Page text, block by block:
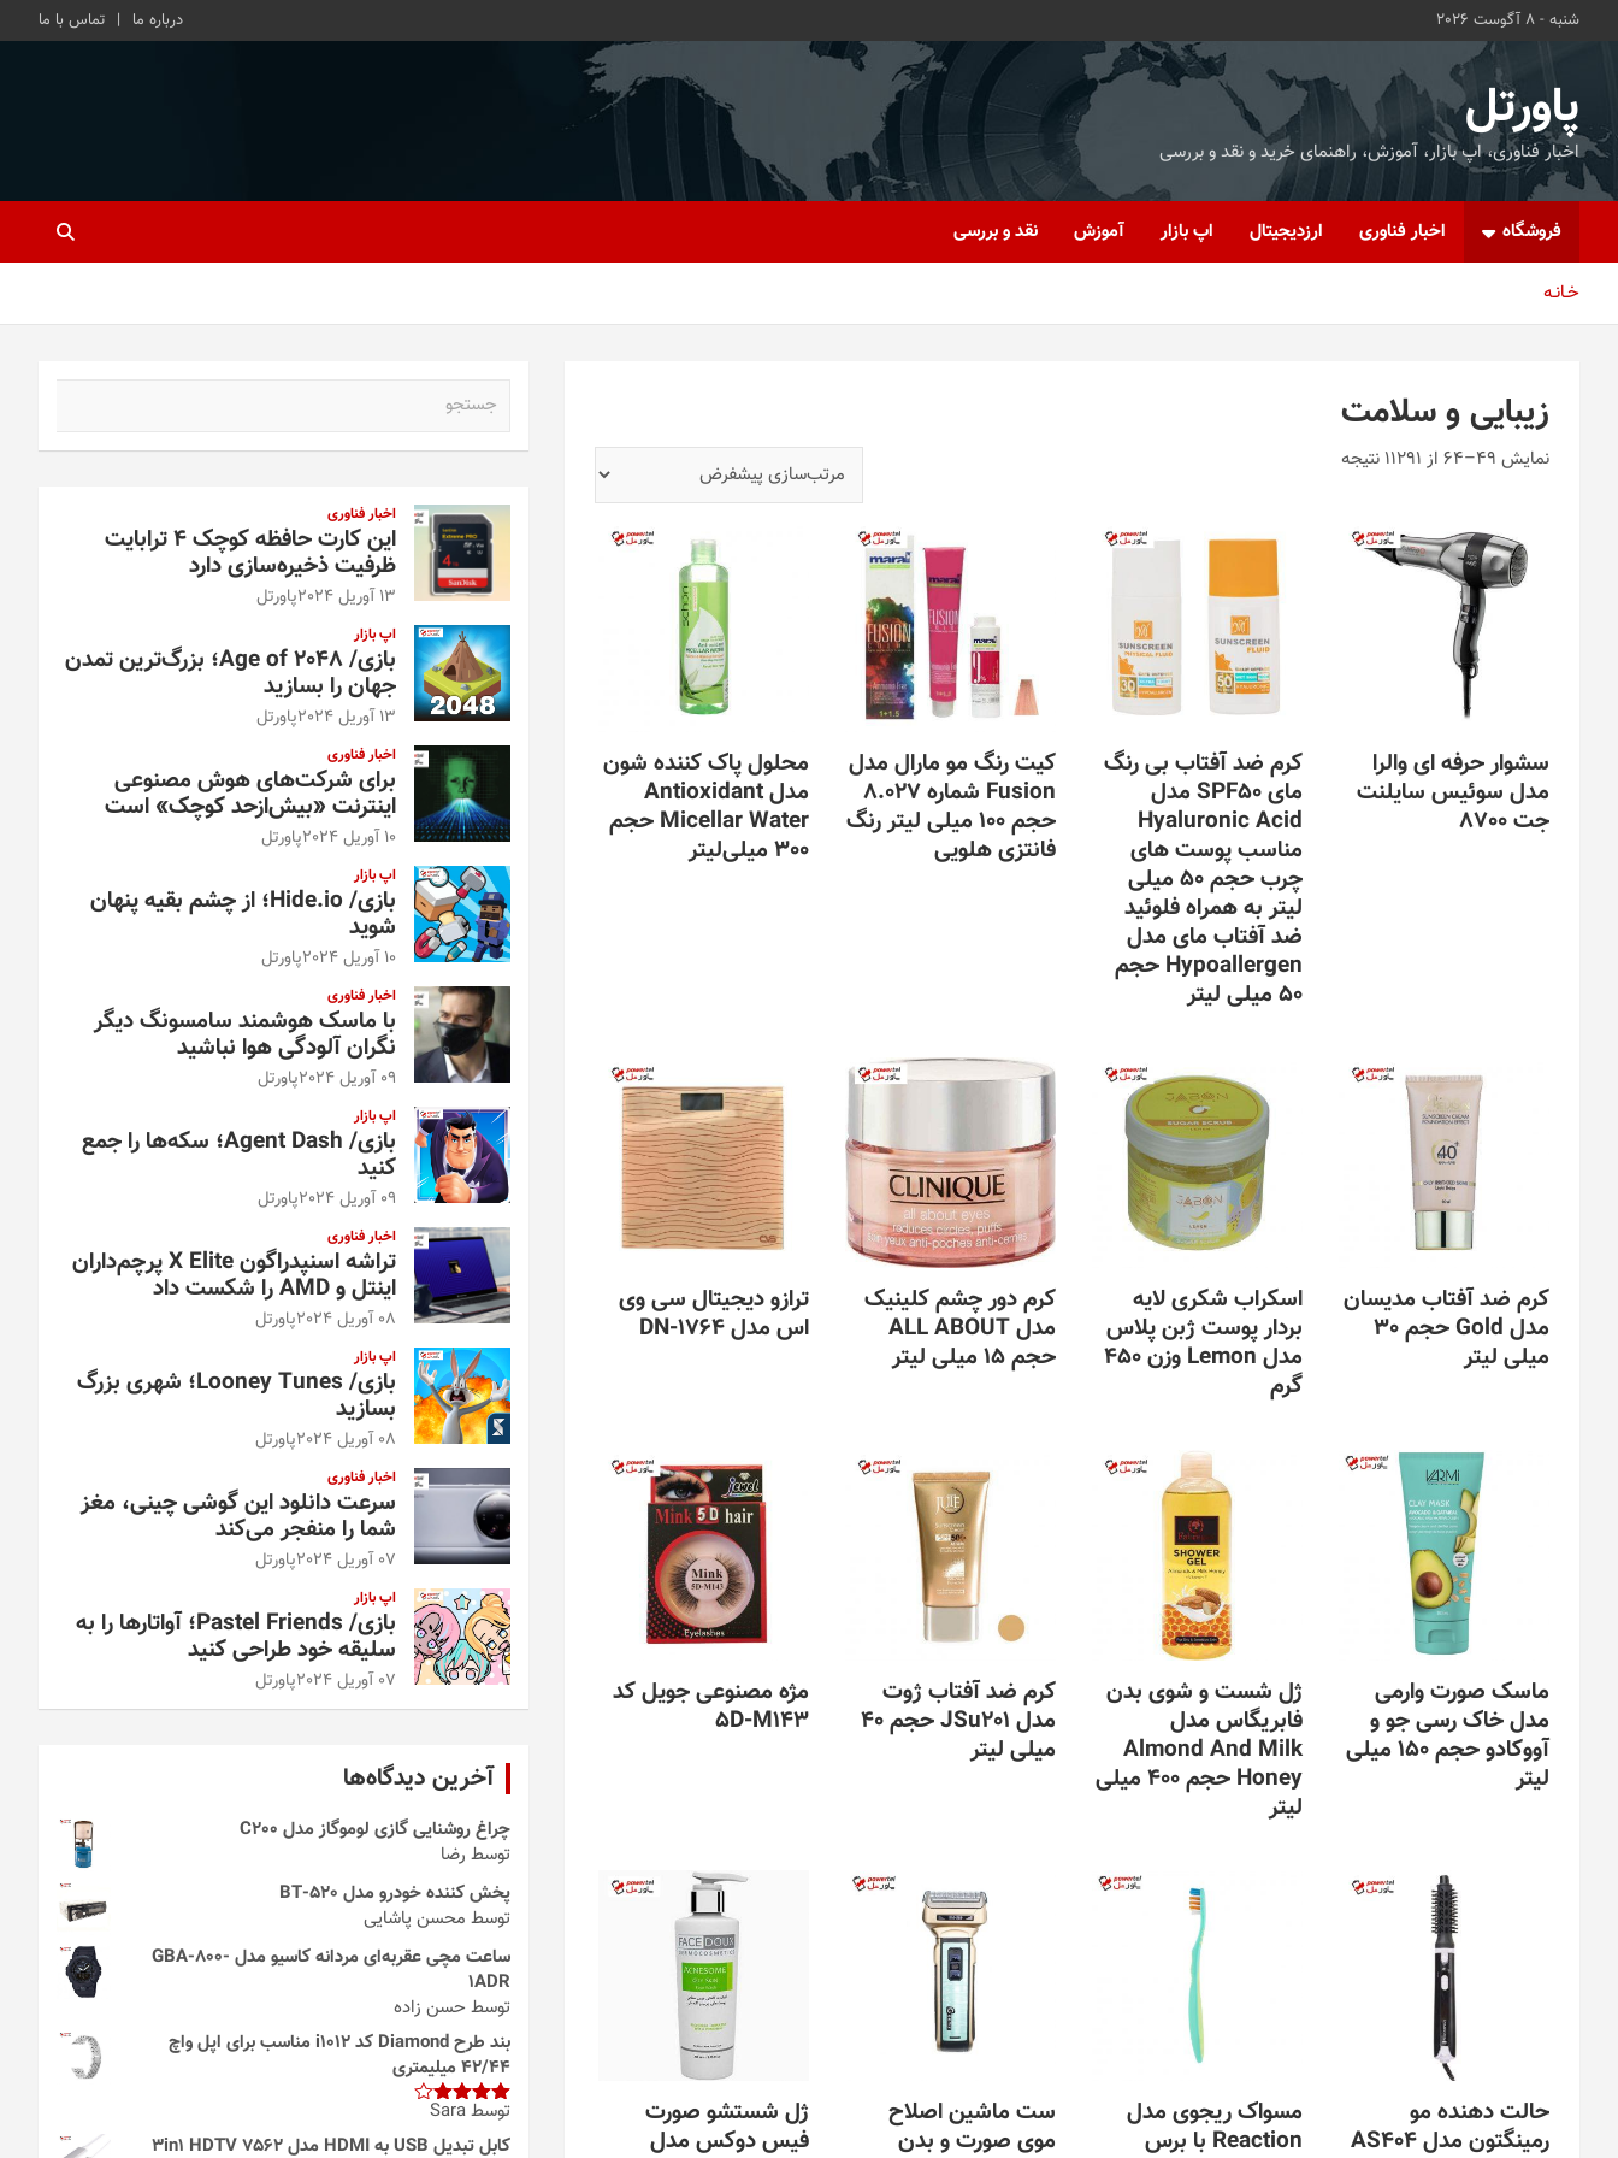
شنبه - 8 آگوست 2026 درباره ما تماس با ما
پاورتل
اخبار فناوری، اپ بازار، آموزش، راهنمای خرید و نقد و بررسی
فروشگاه اخبار فناوری ارزدیجیتال اپ بازار آموزش نقد و بررسی
خـانـه
زیبایی و سلامت
نمایش 49–64 از 11291 نتیجه
سشوار حرفه ای والرا
مدل سوئیس سایلنت
جت 8700
کرم ضد آفتاب بی رنگ
مای SPF50 مدل
Hyaluronic Acid
مناسب پوست های
چرب حجم 50 میلی
لیتر به همراه فلوئید
ضد آفتاب مای مدل
Hypoallergen حجم
50 میلی لیتر
کیت رنگ مو مارال مدل
Fusion شماره 8.027
حجم 100 میلی لیتر رنگ
فانتزی هلویی
محلول پاک کننده شون
مدل Antioxidant
Micellar Water حجم
300 میلی‌لیتر
کرم ضد آفتاب مدیسان
مدل Gold حجم 30
میلی لیتر
اسکراب شکری لایه
بردار پوست ژبن پلاس
مدل Lemon وزن 450
گرم
کرم دور چشم کلینیک
مدل ALL ABOUT
حجم 15 میلی لیتر
ترازو دیجیتال سی وی
اس مدل DN-1764
ماسک صورت وارمی
مدل خاک رسی جو و
آووکادو حجم 150 میلی
لیتر
ژل شست و شوی بدن
فابریگاس مدل
Almond And Milk
Honey حجم 400 میلی
لیتر
کرم ضد آفتاب ژوت
مدل JSu201 حجم 40
میلی لیتر
مژه مصنوعی جویل کد
5D-M143
حالت دهنده مو
رمینگتون مدل AS404
مسواک ریجوی مدل
Reaction با برس
ست ماشین اصلاح
موی صورت و بدن
ژل شستشو صورت
فیس دوکس مدل
اخبار فناوری
این کارت حافظه کوچک ۴ ترابایت
ظرفیت ذخیره‌سازی دارد
13 آوریل 2024 پاورتل
اپ بازار
بازی/ Age of 2048؛ بزرگ‌ترین تمدن
جهان را بسازید
13 آوریل 2024 پاورتل
اخبار فناوری
برای شرکت‌های هوش مصنوعی
اینترنت «بیش‌از‌حد کوچک» است
10 آوریل 2024 پاورتل
اپ بازار
بازی/ Hide.io؛ از چشم بقیه پنهان
شوید
10 آوریل 2024 پاورتل
اخبار فناوری
با ماسک هوشمند سامسونگ دیگر
نگران آلودگی هوا نباشید
09 آوریل 2024 پاورتل
اپ بازار
بازی/ Agent Dash؛ سکه‌ها را جمع
کنید
09 آوریل 2024 پاورتل
اخبار فناوری
تراشه اسنپدراگون X Elite پرچم‌داران
اینتل و AMD را شکست داد
08 آوریل 2024 پاورتل
اپ بازار
بازی/ Looney Tunes؛ شهری بزرگ
بسازید
08 آوریل 2024 پاورتل
اخبار فناوری
سرعت دانلود این گوشی چینی، مغز
شما را منفجر می‌کند
07 آوریل 2024 پاورتل
اپ بازار
بازی/ Pastel Friends؛ آواتارها را به
سلیقه خود طراحی کنید
07 آوریل 2024 پاورتل
آخرین دیدگاه‌ها
چراغ روشنایی گازی لوموگاز مدل C200
توسط رضا
پخش کننده خودرو مدل 520-BT
توسط محسن پاشایی
ساعت مچی عقربه‌ای مردانه کاسیو مدل GBA-800-
1ADR
توسط حسن زاده
بند طرح Diamond کد i1012 مناسب برای اپل واچ
42/44 میلیمتری
امتیاز4
از 5
توسط Sara
کابل تبدیل USB به HDMI مدل 3in1 HDTV 7562